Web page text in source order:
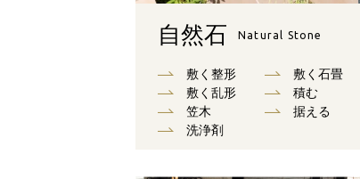
自然石 Natural Stone
敷く整形 敷く石畳
敷く乱形
積む
笠木
据える
洗浄剤